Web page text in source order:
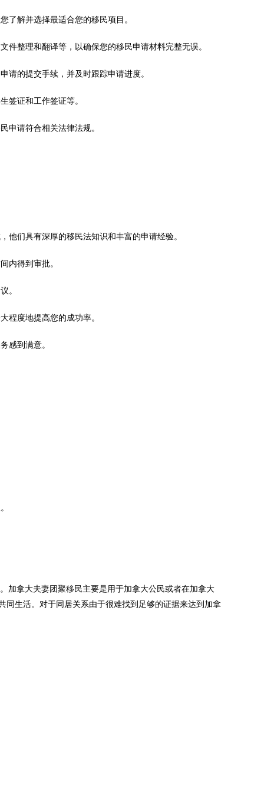
了解并选择最适合您的移民项目。
件整理和翻译等，以确保您的移民申请材料完整无误。
请的提交手续，并及时跟踪申请进度。
签证和工作签证等。
申请符合相关法律法规。
他们具有深厚的移民法知识和丰富的申请经验。
内得到审批。
。
程度地提高您的成功率。
感到满意。
加拿大夫妻团聚移民主要是用于加拿大公民或者在加拿大
同生活。对于同居关系由于很难找到足够的证据来达到加拿